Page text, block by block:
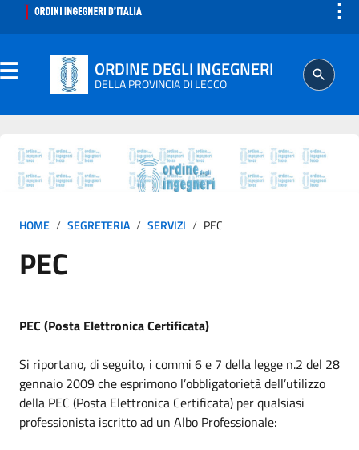
⋮
ORDINE DEGLI INGEGNERI
DELLA PROVINCIA DI LECCO
SEGRETERIA
ISCRITTO
PROFESSIONE
AGGIORNAMENTO PROFESSIONALE
HOME SEGRETERIA SERVIZI PEC
PEC
PEC (Posta Elettronica Certificata)
Si riportano, di seguito, i commi 6 e 7 della legge n.2 del 28
gennaio 2009 che esprimono l’obbligatorietà dell’utilizzo
della PEC (Posta Elettronica Certificata) per qualsiasi
professionista iscritto ad un Albo Professionale: